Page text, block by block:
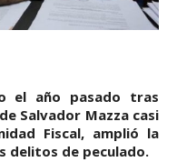
el año pasado tras
Salvador Mazza casi
Fiscal, amplió la
delitos de peculado.